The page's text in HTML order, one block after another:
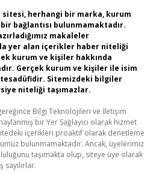
herhangi bir marka, kurum
bağlantısı bulunmamaktadır.
makaleler
yer alan içerikler haber niteliği
kurum ve kişiler hakkında
Gerçek kurum ve kişiler ile isim
Sitemizdeki bilgiler
niteliği taşımazlar.
Bilgi Teknolojileri ve İletişim
bir Yer Sağlayıcı olarak hizmet
içerikleri proaktif olarak denetleme
bulunmamaktadır. Ancak, üyelerimiz
taşımakta olup, siteye üye olarak